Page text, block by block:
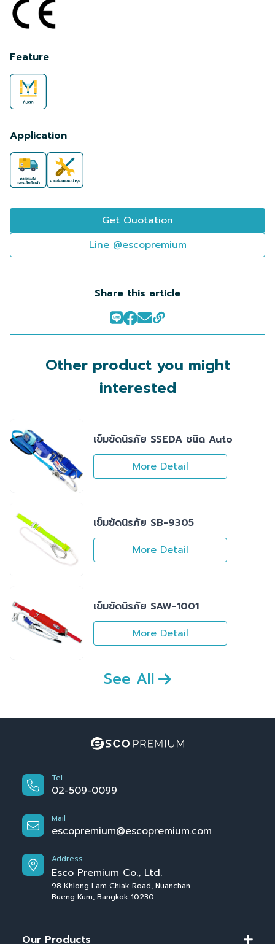
Feature
Application
Get Quotation
Line @escopremium
Share this article
Other product you might
interested
See All
เข็มขัดนิรภัย SSEDA ชนิด Auto
More Detail
เข็มขัดนิรภัย SB-9305
More Detail
เข็มขัดนิรภัย SAW-1001
More Detail
Tel
02-509-0099
Mail
escopremium@escopremium.com
Address
Esco Premium Co., Ltd.
98 Khlong Lam Chiak Road, Nuanchan
Bueng Kum, Bangkok 10230
Our Products